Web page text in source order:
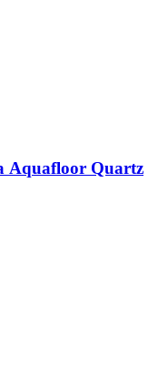
Aquafloor Quartz